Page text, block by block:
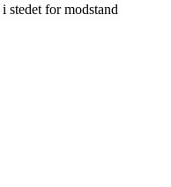
stedet for modstand